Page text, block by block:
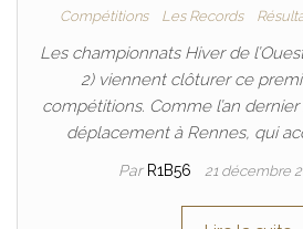
Compétitions Les Records
Les championnats Hiver de
2) viennent clôturer ce
compétitions. Comme l’an
déplacement à Rennes, qui
Par R1B56 21 décembre